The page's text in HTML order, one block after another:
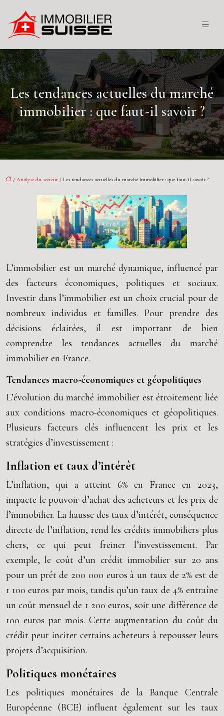
Les tendances actuelles du marché
immobilier : que faut-il savoir ?
/ Analyse du secteur / Les tendances actuelles du marché immobilier : que faut-il savoir ?
L’immobilier est un marché dynamique, influencé par
des facteurs économiques, politiques et sociaux.
Investir dans l’immobilier est un choix crucial pour de
nombreux individus et familles. Pour prendre des
décisions éclairées, il est important de bien
comprendre les tendances actuelles du marché
immobilier en France.
Tendances macro-économiques et géopolitiques
L’évolution du marché immobilier est étroitement liée
aux conditions macro-économiques et géopolitiques.
Plusieurs facteurs clés influencent les prix et les
stratégies d’investissement :
Inflation et taux d’intérêt
L’inflation, qui a atteint 6% en France en 2023,
impacte le pouvoir d’achat des acheteurs et les prix de
l’immobilier. La hausse des taux d’intérêt, conséquence
directe de l’inflation, rend les crédits immobiliers plus
chers, ce qui peut freiner l’investissement. Par
exemple, le coût d’un crédit immobilier sur 20 ans
pour un prêt de 200 000 euros à un taux de 2% est de
1 100 euros par mois, tandis qu’un taux de 4% entraîne
un coût mensuel de 1 200 euros, soit une différence de
100 euros par mois. Cette augmentation du coût du
crédit peut inciter certains acheteurs à repousser leurs
projets d’acquisition.
Politiques monétaires
Les politiques monétaires de la Banque Centrale
Européenne (BCE) influent également sur les taux